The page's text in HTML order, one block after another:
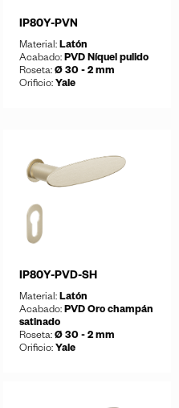
IP80Y-PVN
Material: Latón
Acabado: PVD Níquel pulido
Roseta: Ø 30 - 2 mm
Orificio: Yale
IP80Y-PVD-SH
Material: Latón
Acabado: PVD Oro champán
satinado
Roseta: Ø 30 - 2 mm
Orificio: Yale